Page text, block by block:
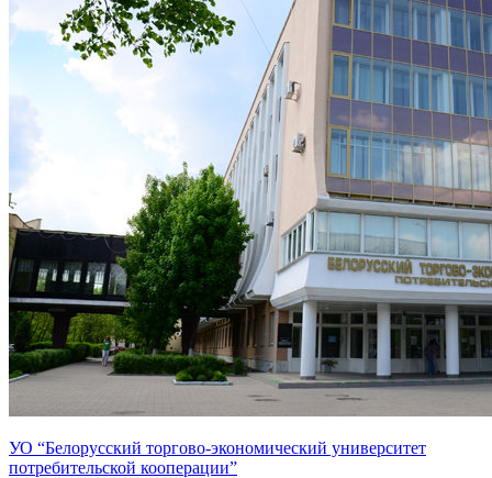
УО “Белорусский торгово-экономический университет
потребительской кооперации”